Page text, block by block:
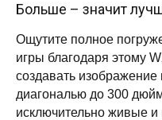
Больше – значит
Ощутите полное
игры благодаря этому
создавать
диагональю до 300
исключительно живые и